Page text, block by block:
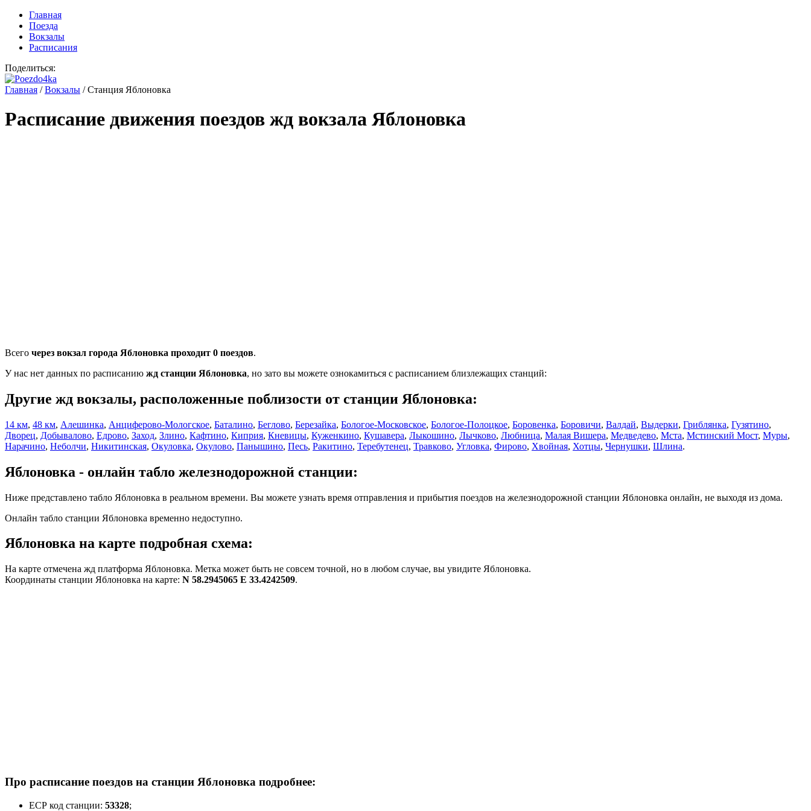
Главная
Поезда
Вокзалы
Расписания
Поделиться:
Главная /Вокзалы /Станция Яблоновка
Расписание движения поездов жд вокзала Яблоновка
Всего через вокзал города Яблоновка проходит 0 поездов.
У нас нет данных по расписанию жд станции Яблоновка, но зато вы можете ознокамиться с расписанием близлежащих станций:
Другие жд вокзалы, расположенные поблизости от станции Яблоновка:
14 км, 48 км, Алешинка, Анциферово-Мологское, Баталино, Беглово, Березайка, Бологое-Московское, Бологое-Полоцкое, Боровенка, Боровичи, Валдай, Выдерки, Гриблянка, Гузятино,
Дворец, Добывалово, Едрово, Заход, Злино, Кафтино, Киприя, Кневицы, Куженкино, Кушавера, Лыкошино, Лычково, Любница, Малая Вишера, Медведево, Мста, Мстинский Мост, Муры,
Нарачино, Неболчи, Никитинская, Окуловка, Окулово, Панышино, Песь, Ракитино, Теребутенец, Травково, Угловка, Фирово, Хвойная, Хотцы, Чернушки, Шлина.
Яблоновка - онлайн табло железнодорожной станции:
Ниже представлено табло Яблоновка в реальном времени. Вы можете узнать время отправления и прибытия поездов на железнодорожной станции Яблоновка онлайн, не выходя из дома.
Онлайн табло станции Яблоновка временно недоступно.
Яблоновка на карте подробная схема:
На карте отмечена жд платформа Яблоновка. Метка может быть не совсем точной, но в любом случае, вы увидите Яблоновка.
Координаты станции Яблоновка на карте: N 58.2945065 E 33.4242509.
Про расписание поездов на станции Яблоновка подробнее:
ЕСР код станции: 53328;